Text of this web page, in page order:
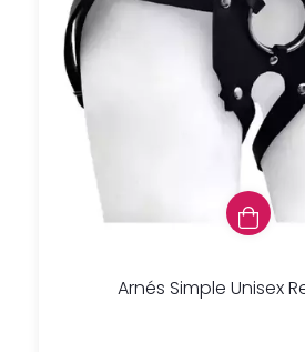
Arnés Simple Unisex